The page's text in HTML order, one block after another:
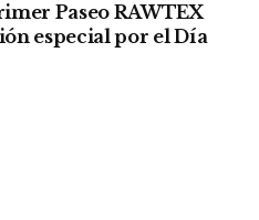
Paseo RAWTEX
especial por el Día